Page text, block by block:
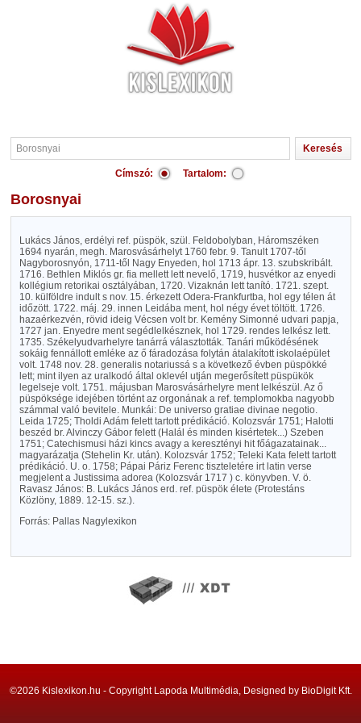
Címszó: Tartalom:
Borosnyai
Lukács János, erdélyi ref. püspök, szül. Feldobolyban, Háromszéken
1694 nyarán, megh. Marosvásárhelyt 1760 febr. 9. Tanult 1707-től
Nagyborosnyón, 1711-től Nagy Enyeden, hol 1713 ápr. 13. szubskribált.
1716. Bethlen Miklós gr. fia mellett lett nevelő, 1719, husvétkor az enyedi
kollégium retorikai osztályában, 1720. Vizaknán lett tanító. 1721. szept.
10. külföldre indult s nov. 15. érkezett Odera-Frankfurtba, hol egy télen át
időzött. 1722. máj. 29. innen Leidába ment, hol négy évet töltött. 1726.
hazaérkezvén, rövid ideig Vécsen volt br. Kemény Simonné udvari papja,
1727 jan. Enyedre ment segédlelkésznek, hol 1729. rendes lelkész lett.
1735. Székelyudvarhelyre tanárrá választották. Tanári működésének
sokáig fennállott emléke az ő fáradozása folytán átalakított iskolaépület
volt. 1748 nov. 28. generalis notariussá s a következő évben püspökké
lett; mint ilyen az uralkodó által oklevél utján megerősített püspükök
legelseje volt. 1751. májusban Marosvásárhelyre ment lelkészül. Az ő
püspöksége idejében történt az orgonának a ref. templomokba nagyobb
számmal való bevitele. Munkái: De universo gratiae divinae negotio.
Leida 1725; Tholdi Adám felett tartott prédikáció. Kolozsvár 1751; Halotti
beszéd br. Alvinczy Gábor felett (Halál és minden kisértetek...) Szeben
1751; Catechismusi házi kincs avagy a keresztényi hit főágazatainak...
magyarázatja (Stehelin Kr. után). Kolozsvár 1752; Teleki Kata felett tartott
prédikáció. U. o. 1758; Pápai Páriz Ferenc tiszteletére irt latin verse
megjelent a Justissima adorea (Kolozsvár 1717 ) c. könyvben. V. ö.
Ravasz János: B. Lukács János erd. ref. püspök élete (Protestáns
Közlöny, 1889. 12-15. sz.).
Forrás: Pallas Nagylexikon
©2026 Kislexikon.hu - Copyright Lapoda Multimédia, Designed by BioDigit Kft.